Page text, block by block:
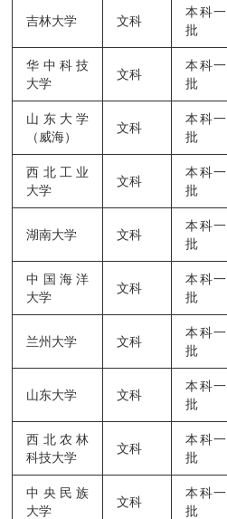
吉林大学 文科
本科一
批
华中科技
大学
文科
本科一
批
山东大学
（威海）
文科
本科一
批
西北工业
大学
文科
本科一
批
湖南大学 文科
本科一
批
中国海洋
大学
文科
本科一
批
兰州大学 文科
本科一
批
山东大学 文科
本科一
批
西北农林
科技大学
文科
本科一
批
中央民族
大学
文科
本科一
批